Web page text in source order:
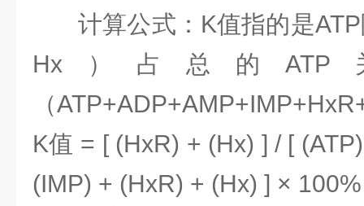
计算公式： K值指的是
Hx）占总的ATP
（
K值 = [ (HxR) + (Hx) ] / [
(IMP) + (HxR) + (Hx) ] × 100%